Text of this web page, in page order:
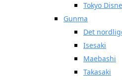
Tokyo
Gunma
Det
Isesaki
Maebashi
Takasaki